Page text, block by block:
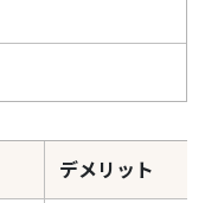
デメリット